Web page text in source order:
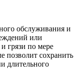
обслуживания и
или
грязи по мере
позволит сохранить
длительного